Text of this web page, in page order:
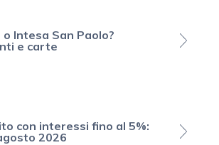
o Intesa San Paolo?
e carte
con interessi fino al 5%:
2026